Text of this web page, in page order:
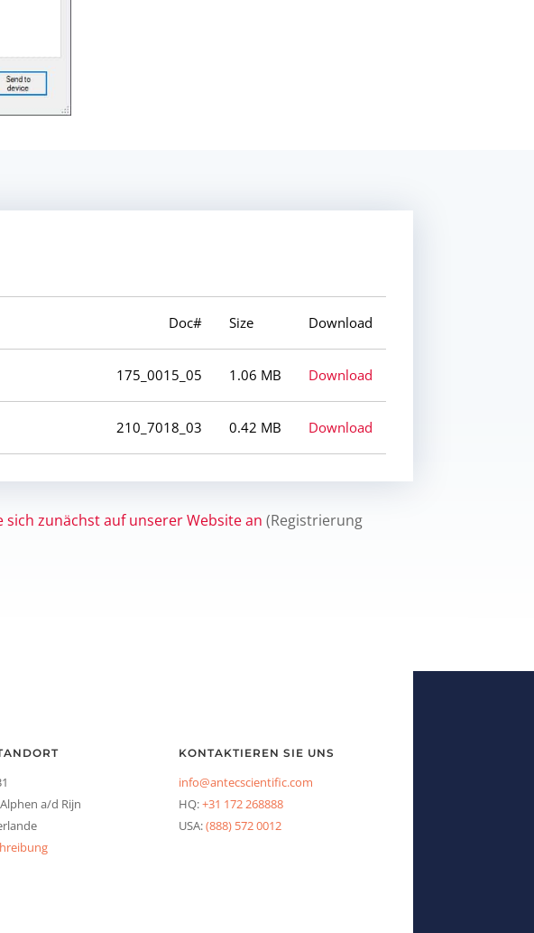
Doc# Size Download
175_0015_05 1.06 MB Download
210_7018_03 0.42 MB Download
sich zunächst auf unserer Website an (Registrierung
a/d Rijn
KONTAKTIEREN SIE UNS
info@antecscientific.com
HQ:+31 172 268888
USA:(888) 572 0012